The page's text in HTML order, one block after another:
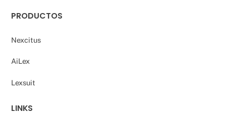
PRODUCTOS
Nexcitus
AiLex
Lexsuit
LINKS